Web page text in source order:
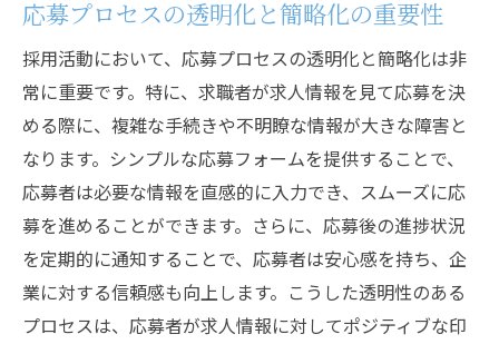
応募プロセスの透明化と簡略化の重要性
採用活動において、応募プロセスの透明化と簡略化は非
常に重要です。特に、求職者が求人情報を見て応募を決
める際に、複雑な手続きや不明瞭な情報が大きな障害と
なります。シンプルな応募フォームを提供することで、
応募者は必要な情報を直感的に入力でき、スムーズに応
募を進めることができます。さらに、応募後の進捗状況
を定期的に通知することで、応募者は安心感を持ち、企
業に対する信頼感も向上します。こうした透明性のある
プロセスは、応募者が求人情報に対してポジティブな印